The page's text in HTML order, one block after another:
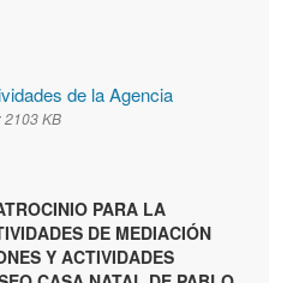
de la Agencia
2103 KB
PARA LA
DE MEDIACIÓN
Y ACTIVIDADES